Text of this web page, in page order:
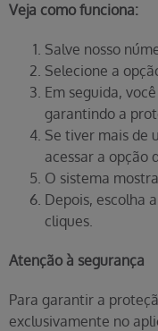
Veja como funciona:
Salve nosso
Selecione a
Em seguida,
garantindo a
Se tiver mais de
acessar a opção
O sistema
Depois, escolha
cliques.
Atenção à segurança
Para garantir a
exclusivamente no